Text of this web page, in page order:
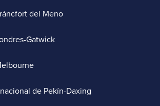
del Meno
Gatwick
de Pekín-Daxing